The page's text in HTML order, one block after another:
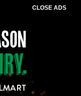
CLOSE ADS